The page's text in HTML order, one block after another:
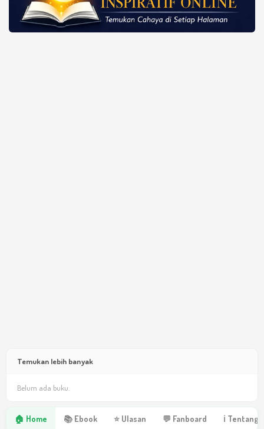
Temukan lebih banyak
Belum ada buku.
🏠 Home 📚 Ebook ⭐ Ulasan 💬 Fanboard ℹ Tentang